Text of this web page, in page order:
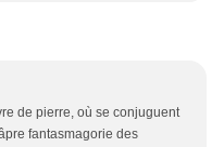
de pierre, où se conjuguent
fantasmagorie des